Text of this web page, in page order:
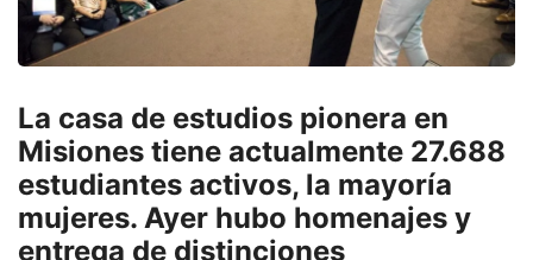
La casa de estudios pionera en
Misiones tiene actualmente 27.688
estudiantes activos, la mayoría
mujeres. Ayer hubo homenajes y
entrega de distinciones